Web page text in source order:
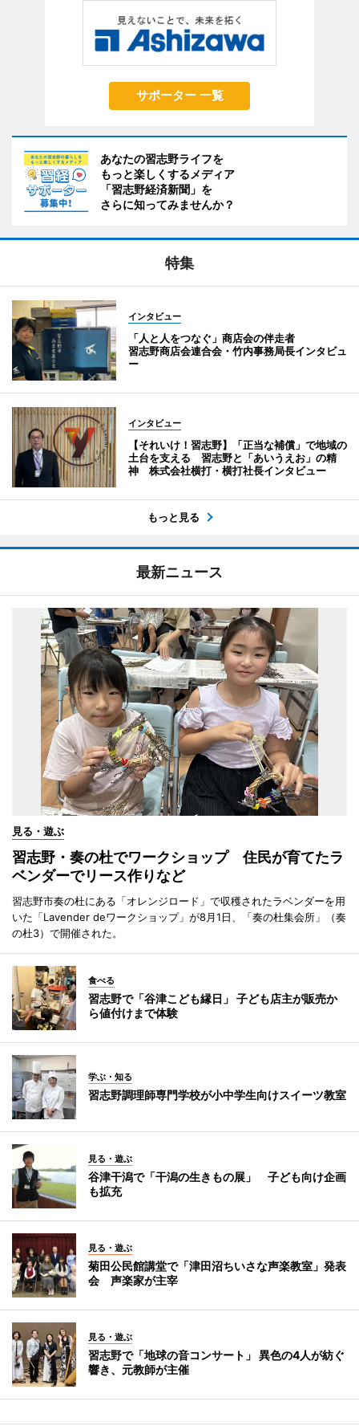
サポーター 一覧
あなたの習志野ライフを
もっと楽しくするメディア
「習志野経済新聞」を
さらに知ってみませんか？
特集
インタビュー
「人と人をつなぐ」商店会の伴走者
習志野商店会連合会・竹内事務局長インタビュ
ー
インタビュー
【それいけ！習志野】「正当な補償」で地域の
土台を支える 習志野と「あいうえお」の精
神 株式会社横打・横打社長インタビュー
もっと見る
最新ニュース
見る・遊ぶ
習志野・奏の杜でワークショップ 住民が育てたラ
ベンダーでリース作りなど
習志野市奏の杜にある「オレンジロード」で収穫されたラベンダーを用
いた「Lavender deワークショップ」が8月1日、「奏の杜集会所」（奏
の杜3）で開催された。
食べる
習志野で「谷津こども縁日」 子ども店主が販売か
ら値付けまで体験
学ぶ・知る
習志野調理師専門学校が小中学生向けスイーツ教室
見る・遊ぶ
谷津干潟で「干潟の生きもの展」 子ども向け企画
も拡充
見る・遊ぶ
菊田公民館講堂で「津田沼ちいさな声楽教室」発表
会 声楽家が主宰
見る・遊ぶ
習志野で「地球の音コンサート」 異色の4人が紡ぐ
響き、元教師が主催